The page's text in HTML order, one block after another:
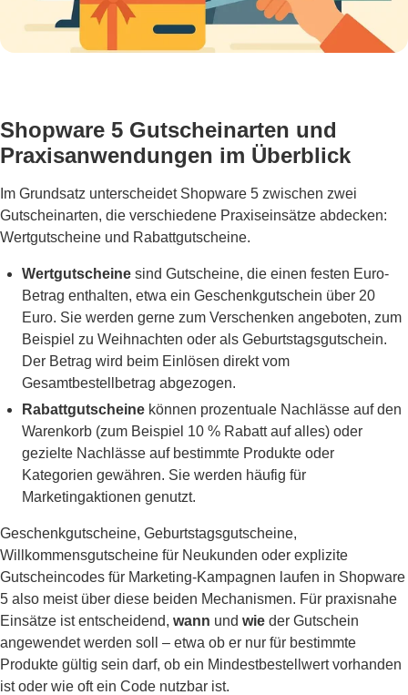
Shopware 5 Gutscheinarten und
Praxisanwendungen im Überblick
Im Grundsatz unterscheidet Shopware 5 zwischen zwei
Gutscheinarten, die verschiedene Praxiseinsätze abdecken:
Wertgutscheine und Rabattgutscheine.
Wertgutscheine sind Gutscheine, die einen festen Euro-
Betrag enthalten, etwa ein Geschenkgutschein über 20
Euro. Sie werden gerne zum Verschenken angeboten, zum
Beispiel zu Weihnachten oder als Geburtstagsgutschein.
Der Betrag wird beim Einlösen direkt vom
Gesamtbestellbetrag abgezogen.
Rabattgutscheine können prozentuale Nachlässe auf den
Warenkorb (zum Beispiel 10 % Rabatt auf alles) oder
gezielte Nachlässe auf bestimmte Produkte oder
Kategorien gewähren. Sie werden häufig für
Marketingaktionen genutzt.
Geschenkgutscheine, Geburtstagsgutscheine,
Willkommensgutscheine für Neukunden oder explizite
Gutscheincodes für Marketing-Kampagnen laufen in Shopware
5 also meist über diese beiden Mechanismen. Für praxisnahe
Einsätze ist entscheidend, wann und wie der Gutschein
angewendet werden soll – etwa ob er nur für bestimmte
Produkte gültig sein darf, ob ein Mindestbestellwert vorhanden
ist oder wie oft ein Code nutzbar ist.